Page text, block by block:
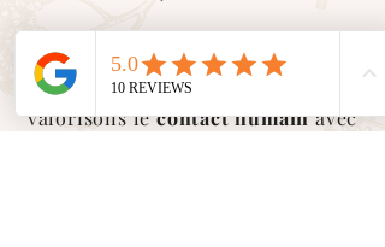
Service client
En tant que petite entreprise, nous
valorisons lecontact humainavec